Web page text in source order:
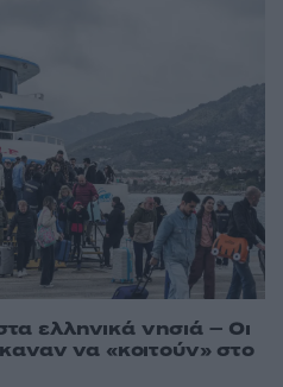
ελληνικά νησιά – Οι
να «κοιτούν» στο